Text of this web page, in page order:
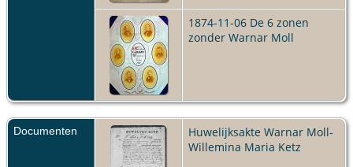
Antonie
Willem
Moll- 13
Kind -
Hendrik
Moll - 5
dec 1829 -
1874-11-06 De 6 zonen
zonder Warnar Moll
Documenten
Huwelijksakte Warnar Moll-
Willemina Maria Ketz